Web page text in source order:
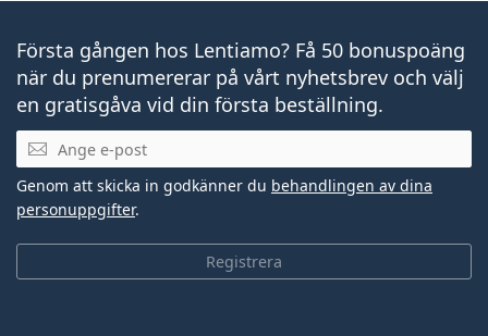
Första gången hos Lentiamo? Få 50 bonuspoäng
när du prenumererar på vårt nyhetsbrev och välj
en gratisgåva vid din första beställning.
Mejladress
Registrera
Genom att skicka in godkänner du behandlingen av dina
personuppgifter.